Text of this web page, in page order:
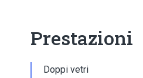
Prestazioni
Doppi vetri